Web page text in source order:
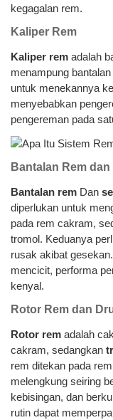
kegagalan rem.
Kaliper Rem
Kaliper rem adalah
menampung
untuk menekannya
menyebabkan
pengereman pada
Bantalan Rem dan
Bantalan rem Dan
diperlukan untuk
pada rem cakram,
tromol. Keduanya
rusak akibat
mencicit, performa
kenyal.
Rotor Rem dan
Rotor rem adalah
cakram, sedangkan
rem ditekan pada
melengkung seiring
kebisingan, dan
rutin dapat